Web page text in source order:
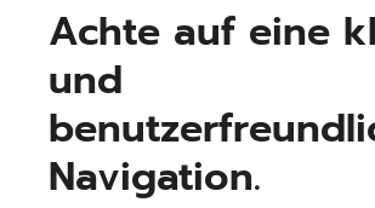
Achte auf eine
und
Navigation.